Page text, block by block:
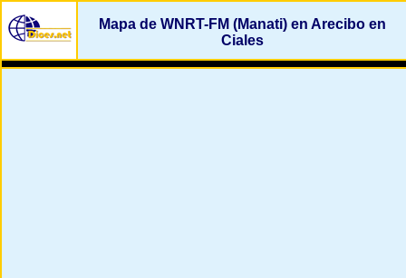
Mapa de WNRT-FM (Manati) en Arecibo en
Ciales